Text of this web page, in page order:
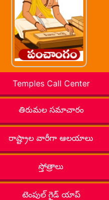
Temples Call Center
తిరుమల సమాచారం
రాష్ట్రాల వారీగా ఆలయాలు
స్తోత్రాలు
టెంపుల్ గైడ్ యాప్